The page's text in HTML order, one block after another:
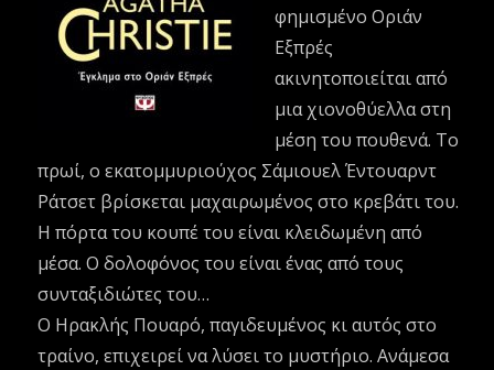
φημισμένο Οριάν
Εξπρές
ακινητοποιείται από
μια χιονοθύελλα στη
μέση του πουθενά. Το
πρωί, ο εκατομμυριούχος Σάμιουελ Έντουαρντ
Ράτσετ βρίσκεται μαχαιρωμένος στο κρεβάτι του.
Η πόρτα του κουπέ του είναι κλειδωμένη από
μέσα. Ο δολοφόνος του είναι ένας από τους
συνταξιδιώτες του…
Ο Ηρακλής Πουαρό, παγιδευμένος κι αυτός στο
τραίνο, επιχειρεί να λύσει το μυστήριο. Ανάμεσα